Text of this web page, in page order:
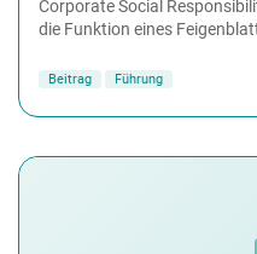
Corporate Social
die Funktion eines
Beitrag Führung